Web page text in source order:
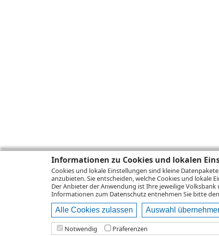
Informationen zu Cookies und lokalen
Cookies und lokale Einstellungen sind kleine
anzubieten. Sie entscheiden, welche Cookies und lokale
Der Anbieter der Anwendung ist Ihre jeweilige Volksbank
Informationen zum Datenschutzentnehmen Sie bitte
Alle Cookies zulassen Auswahl
Notwendig Präferenzen